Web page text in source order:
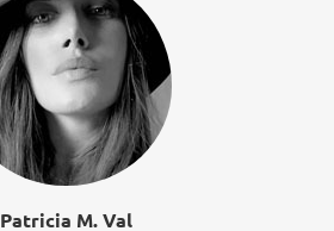
Patricia M. Val